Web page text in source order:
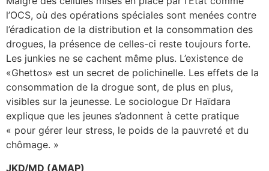
l’OCS, où des opérations spéciales sont menées contre
l’éradication de la distribution et la consommation des
drogues, la présence de celles-ci reste toujours forte.
Les junkies ne se cachent même plus. L’existence de
«Ghettos» est un secret de polichinelle. Les effets de la
consommation de la drogue sont, de plus en plus,
visibles sur la jeunesse. Le sociologue Dr Haïdara
explique que les jeunes s’adonnent à cette pratique
« pour gérer leur stress, le poids de la pauvreté et du
chômage. »
JKD/MD (AMAP)